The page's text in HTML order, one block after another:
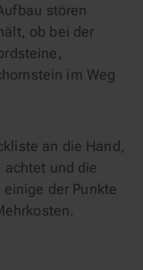
stören
ob bei der
im Weg
an die Hand,
und die
der Punkte